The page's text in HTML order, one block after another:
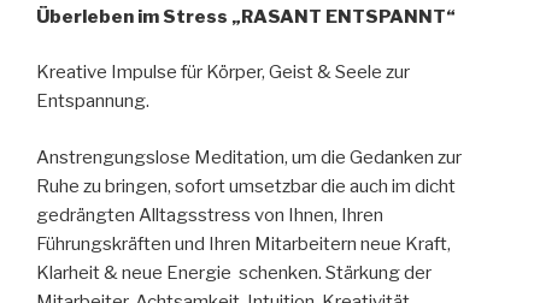
Überleben im Stress „RASANT ENTSPANNT“
Kreative Impulse für Körper, Geist & Seele zur
Entspannung.
Anstrengungslose Meditation, um die Gedanken zur
Ruhe zu bringen, sofort umsetzbar die auch im dicht
gedrängten Alltagsstress von Ihnen, Ihren
Führungskräften und Ihren Mitarbeitern neue Kraft,
Klarheit & neue Energie schenken. Stärkung der